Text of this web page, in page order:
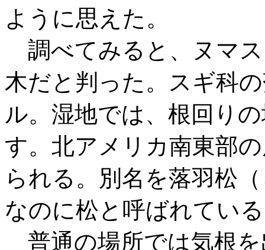
ように思えた。
調べてみると、ヌマ
木だと判った。スギ科
ル。湿地では、根回り
す。北アメリカ南東部
られる。別名を落羽松
なのに松と呼ばれてい
普通の場所では気根